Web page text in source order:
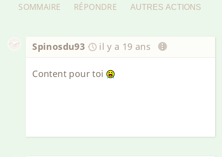
SOMMAIRE RÉPONDRE AUTRES ACTIONS
Spinosdu93 il y a 19 ans
Content pour toi